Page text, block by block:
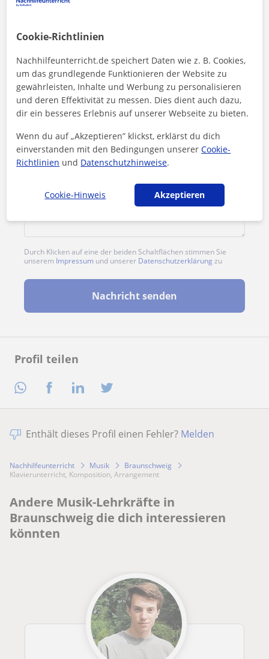
Profil teilen
1. Lektion kostenlos
Durch Klicken auf eine der beiden Schaltflächen stimmen Sie
unserem Impressum und unserer Datenschutzerklärung zu
Nachricht senden
Enthält dieses Profil einen Fehler? Melden
Nachhilfeunterricht Musik
Braunschweig
Klavierunterricht, Komposition, Arrangement
Andere Musik-Lehrkräfte in
Braunschweig die dich interessieren
könnten
Cookie-Richtlinien
Nachhilfeunterricht.de speichert Daten wie z. B. Cookies,
um das grundlegende Funktionieren der Website zu
gewährleisten, Inhalte und Werbung zu personalisieren
und deren Effektivität zu messen. Dies dient auch dazu,
dir ein besseres Erlebnis auf unserer Webseite zu bieten.
Wenn du auf „Akzeptieren” klickst, erklärst du dich
einverstanden mit den Bedingungen unsererCookie-
Richtlinien und Datenschutzhinweise.
Cookie-Hinweis Akzeptieren